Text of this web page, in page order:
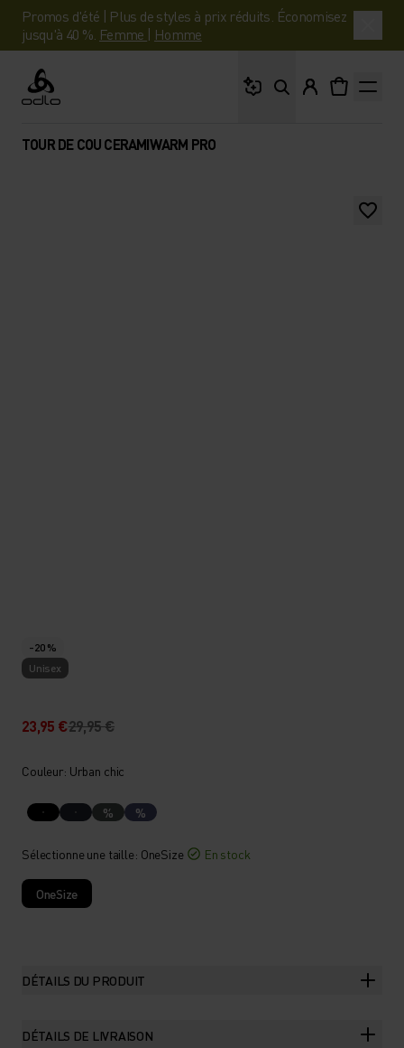
Promos d'été | Plus de styles à prix réduits. Économisez
jusqu'à 40 %. Femme | Homme
Odlo
TOUR DE COU CERAMIWARM PRO
-20 %
Unisex
23,95 €29,95 €
Couleur: Urban chic
% %
Sélectionne une taille: OneSize En stock
OneSize
DÉTAILS DU PRODUIT
DÉTAILS DE LIVRAISON